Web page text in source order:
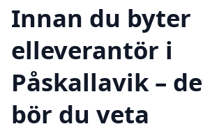
Innan du byter
elleverantör i
Påskallavik –
bör du veta